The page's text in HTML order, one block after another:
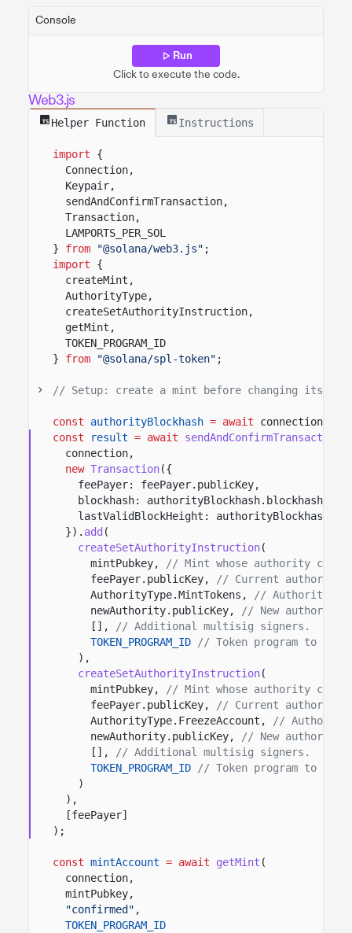
Console
Run
Click to execute the code.
Web3.js
Helper Function Instructions
import
{
Connection,
Keypair,
sendAndConfirmTransaction,
Transaction,
LAMPORTS_PER_SOL
}
from "@solana/web3.js" ;
import
{
createMint,
AuthorityType,
createSetAuthorityInstruction,
getMint,
TOKEN_PROGRAM_ID
}
from "@solana/spl-token" ;
// Setup: create a mint before changing its
const authorityBlockhash = await connection.
const
result = await sendAndConfirmTransaction
connection,
new Transaction({
feePayer: feePayer.publicKey,
blockhash: authorityBlockhash.blockhash,
lastValidBlockHeight:
}). add (
createSetAuthorityInstruction(
mintPubkey,
// Mint whose authority
feePayer.publicKey,
// Current authority
AuthorityType.MintTokens,
// Authority
newAuthority.publicKey,
// New
[],
// Additional multisig signers.
TOKEN_PROGRAM_ID
// Token program to
),
createSetAuthorityInstruction(
mintPubkey,
// Mint whose authority
feePayer.publicKey,
// Current authority
AuthorityType.FreezeAccount,
// Authority
newAuthority.publicKey,
// New
[],
// Additional multisig signers.
TOKEN_PROGRAM_ID
// Token program to
)
),
[feePayer]
);
const mintAccount = await getMint (
connection,
mintPubkey,
"confirmed" ,
TOKEN_PROGRAM_ID